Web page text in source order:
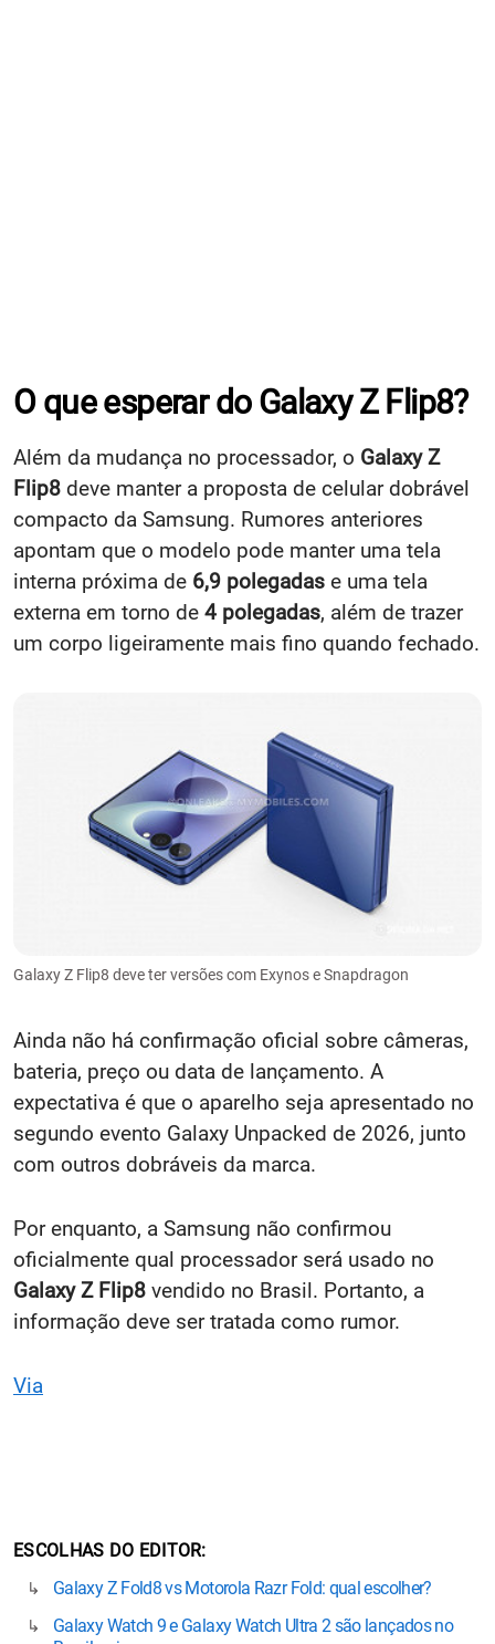
O que esperar do Galaxy Z Flip8?
Além da mudança no processador, o Galaxy Z
Flip8 deve manter a proposta de celular dobrável
compacto da Samsung. Rumores anteriores
apontam que o modelo pode manter uma tela
interna próxima de 6,9 polegadas e uma tela
externa em torno de 4 polegadas, além de trazer
um corpo ligeiramente mais fino quando fechado.
Galaxy Z Flip8 deve ter versões com Exynos e Snapdragon
Ainda não há confirmação oficial sobre câmeras,
bateria, preço ou data de lançamento. A
expectativa é que o aparelho seja apresentado no
segundo evento Galaxy Unpacked de 2026, junto
com outros dobráveis da marca.
Por enquanto, a Samsung não confirmou
oficialmente qual processador será usado no
Galaxy Z Flip8 vendido no Brasil. Portanto, a
informação deve ser tratada como rumor.
Via
ESCOLHAS DO EDITOR
Galaxy Z Fold8 vs Motorola Razr Fold: qual escolher?
Galaxy Watch 9 e Galaxy Watch Ultra 2 são lançados no